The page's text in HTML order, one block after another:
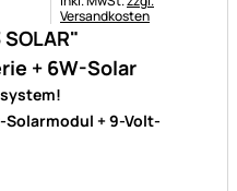
+ 6W-Solar
+ 9-Volt-
Versandkosten